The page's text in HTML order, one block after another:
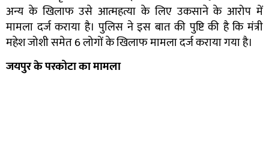
अन्य के खिलाफ उसे आत्महत्या के लिए उकसाने के आरोप में
मामला दर्ज कराया है। पुलिस ने इस बात की पुष्टि की है कि मंत्री
महेश जोशी समेत 6 लोगों के खिलाफ मामला दर्ज कराया गया है।
जयपुर के परकोटा का मामला